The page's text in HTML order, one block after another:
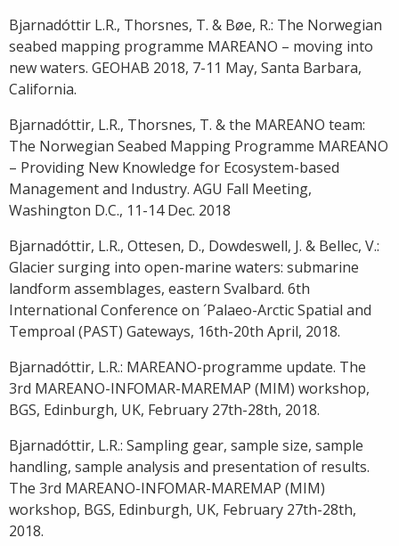
Bjarnadóttir L.R., Thorsnes, T. & Bøe, R.: The Norwegian
seabed mapping programme MAREANO – moving into
new waters. GEOHAB 2018, 7-11 May, Santa Barbara,
California.
Bjarnadóttir, L.R., Thorsnes, T. & the MAREANO team:
The Norwegian Seabed Mapping Programme MAREANO
– Providing New Knowledge for Ecosystem-based
Management and Industry. AGU Fall Meeting,
Washington D.C., 11-14 Dec. 2018
Bjarnadóttir, L.R., Ottesen, D., Dowdeswell, J. & Bellec, V.:
Glacier surging into open-marine waters: submarine
landform assemblages, eastern Svalbard. 6th
International Conference on ´Palaeo-Arctic Spatial and
Temproal (PAST) Gateways, 16th-20th April, 2018.
Bjarnadóttir, L.R.: MAREANO-programme update. The
3rd MAREANO-INFOMAR-MAREMAP (MIM) workshop,
BGS, Edinburgh, UK, February 27th-28th, 2018.
Bjarnadóttir, L.R.: Sampling gear, sample size, sample
handling, sample analysis and presentation of results.
The 3rd MAREANO-INFOMAR-MAREMAP (MIM)
workshop, BGS, Edinburgh, UK, February 27th-28th,
2018.